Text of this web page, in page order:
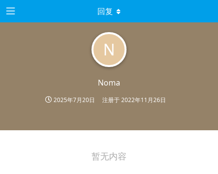
N
Noma
2025年7月20日 注册于2022年11月26日
回复
暂无内容